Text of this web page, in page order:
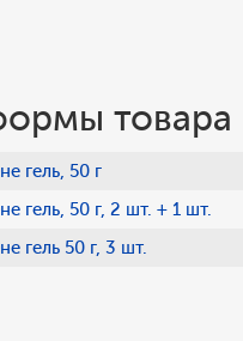
товара
гель, 50 г
гель, 50 г, 2 шт. + 1 шт.
гель 50 г, 3 шт.